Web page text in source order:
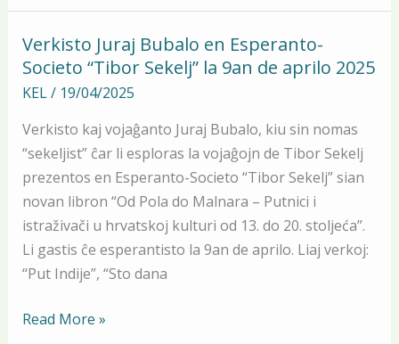
en
Zagreb
Verkisto Juraj Bubalo en Esperanto-
Societo “Tibor Sekelj” la 9an de aprilo 2025
KEL/ 19/04/2025
Verkisto kaj vojaĝanto Juraj Bubalo, kiu sin nomas
“sekeljist” ĉar li esploras la vojaĝojn de Tibor Sekelj
prezentos en Esperanto-Societo “Tibor Sekelj” sian
novan libron “Od Pola do Malnara – Putnici i
istraživači u hrvatskoj kulturi od 13. do 20. stoljeća”.
Li gastis ĉe esperantisto la 9an de aprilo. Liaj verkoj:
“Put Indije”, “Sto dana
Verkisto
Juraj
Bubalo
Esperanto-
Societo
“Tibor
Sekelj”
la
9an
de
Read More »